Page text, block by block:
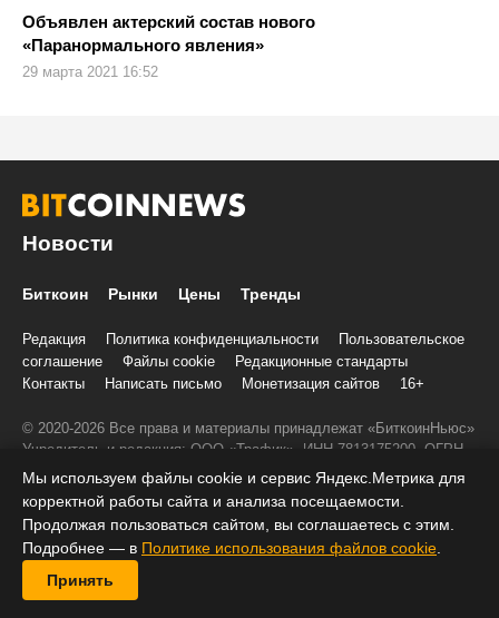
Объявлен актерский состав нового
«Паранормального явления»
29 марта 2021 16:52
Новости
Биткоин Рынки Цены Тренды
Редакция Политика конфиденциальности
Пользовательское
соглашение
Файлы cookie
Редакционные стандарты
Контакты
Написать письмо Монетизация сайтов 16+
© 2020-2026 Все права и материалы принадлежат «БиткоинНьюс»
Учредитель и редакция: ООО «Трафик», ИНН 7813175200, ОГРН
1027806866724, 197022, г. Санкт-Петербург, ул. Льва Толстого, д.
1–3, литер А, помещение 40-Н, комната 12
При копировании информации ставить активную ссылку на
BitcoinNews.ru:
Мы используем файлы cookie и сервис Яндекс.Метрика для
корректной работы сайта и анализа посещаемости.
Продолжая пользоваться сайтом, вы соглашаетесь с этим.
Подробнее — в Политике использования файлов cookie
Принять